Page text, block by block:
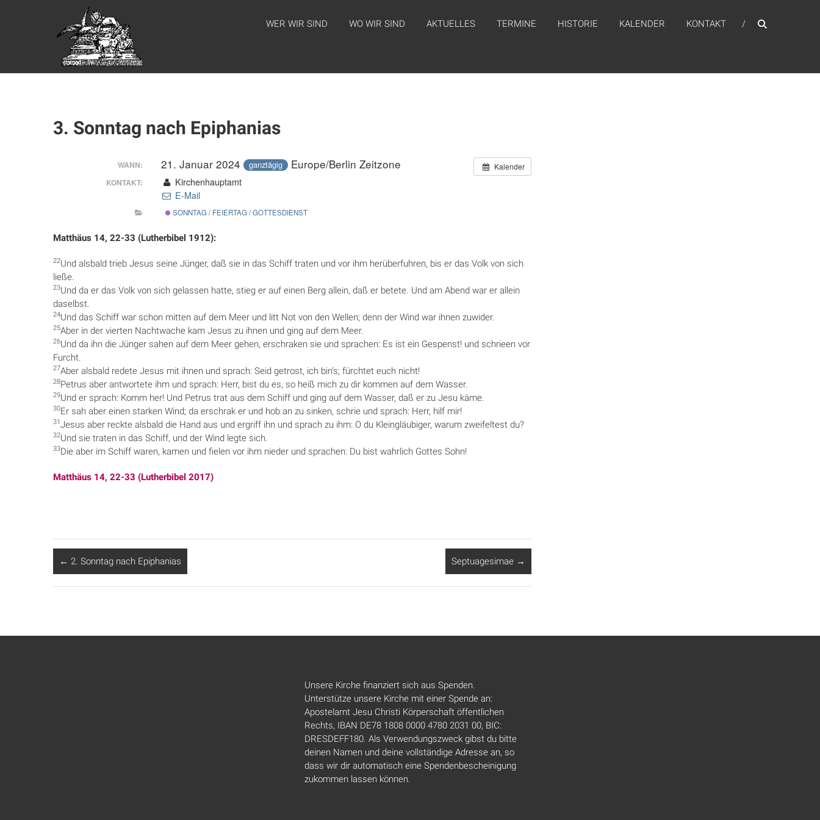
WEBSITE DES
APOSTELAMTES
JESU CHRISTI
KÖR
WER WIR SIND WO WIR SIND AKTUELLES TERMINE HISTORIE KALENDER KONTAKT
3. Sonntag nach Epiphanias
Kalender
WANN: 21. Januar 2024 ganztägig Europe/Berlin Zeitzone
KONTAKT:
Kirchenhauptamt
E-Mail
SONNTAG / FEIERTAG / GOTTESDIENST
Matthäus 14, 22-33 (Lutherbibel 1912):
22Und alsbald trieb Jesus seine Jünger, daß sie in das Schiff traten und vor ihm herüberfuhren, bis er das Volk von sich
ließe.
23Und da er das Volk von sich gelassen hatte, stieg er auf einen Berg allein, daß er betete. Und am Abend war er allein
daselbst.
24Und das Schiff war schon mitten auf dem Meer und litt Not von den Wellen; denn der Wind war ihnen zuwider.
25Aber in der vierten Nachtwache kam Jesus zu ihnen und ging auf dem Meer.
26Und da ihn die Jünger sahen auf dem Meer gehen, erschraken sie und sprachen: Es ist ein Gespenst! und schrieen vor
Furcht.
27Aber alsbald redete Jesus mit ihnen und sprach: Seid getrost, ich bin’s; fürchtet euch nicht!
28Petrus aber antwortete ihm und sprach: Herr, bist du es, so heiß mich zu dir kommen auf dem Wasser.
29Und er sprach: Komm her! Und Petrus trat aus dem Schiff und ging auf dem Wasser, daß er zu Jesu käme.
30Er sah aber einen starken Wind; da erschrak er und hob an zu sinken, schrie und sprach: Herr, hilf mir!
31Jesus aber reckte alsbald die Hand aus und ergriff ihn und sprach zu ihm: O du Kleingläubiger, warum zweifeltest du?
32Und sie traten in das Schiff, und der Wind legte sich.
33Die aber im Schiff waren, kamen und fielen vor ihm nieder und sprachen: Du bist wahrlich Gottes Sohn!
Matthäus 14, 22-33 (Lutherbibel 2017)
← 2. Sonntag nach Epiphanias Septuagesimae →
Unsere Kirche finanziert sich aus Spenden.
Unterstütze unsere Kirche mit einer Spende an:
Apostelamt Jesu Christi Körperschaft öffentlichen
Rechts, IBAN DE78 1808 0000 4780 2031 00, BIC:
DRESDEFF180. Als Verwendungszweck gibst du bitte
deinen Namen und deine vollständige Adresse an, so
dass wir dir automatisch eine Spendenbescheinigung
zukommen lassen können.